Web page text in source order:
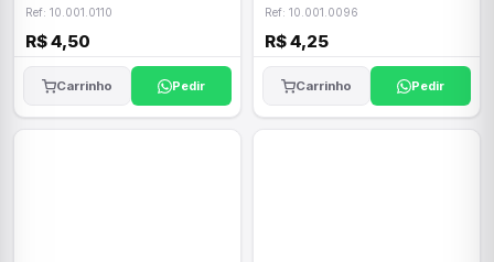
Ref: 10.001.0110
R$ 4,50
Carrinho Pedir
Ref: 10.001.0096
R$ 4,25
Carrinho Pedir